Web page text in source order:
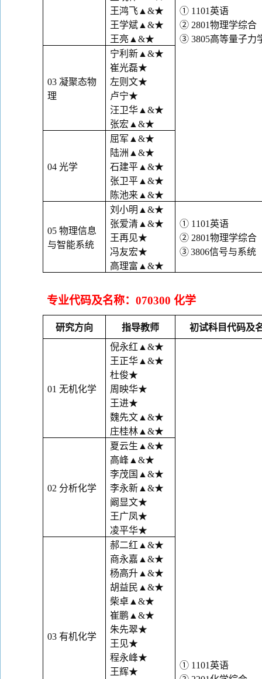
① 1101 英语
② 2801物理学综合
③ 3805高等量子力
王鸿飞 ▲&★
王学斌 ▲&★
王亮 ▲&★
03 凝聚态物
理
宁利新 ▲&★
崔光磊★
左则文★
卢宁★
汪卫华 ▲&★
张宏 ▲&★
04 光学
屈军 ▲&★
陆洲 ▲&★
石建平 ▲&★
张卫平 ▲&★
陈池来 ▲&★
05 物理信息
与智能系统
刘小明 ▲&★
张爱清 ▲&★
王再见★
冯友宏★
高理富 ▲&★
① 1101 英语
② 2801物理学综合
③3806信号与系统
专业代码及名称： 070300 化学
研究方向 指导教师 初试科目代码及
01 无机化学
倪永红 ▲&★
王正华 ▲&★
杜俊★
周映华★
王进★
魏先文 ▲&★
庄桂林 ▲&★
① 1101 英语
02 分析化学
夏云生 ▲&★
高峰 ▲&★
李茂国 ▲&★
李永新 ▲&★
阚显文★
王广凤★
凌平华★
03 有机化学
郝二红 ▲&★
商永嘉 ▲&★
杨高升 ▲&★
胡益民 ▲&★
柴卓 ▲&★
崔鹏 ▲&★
朱先翠★
王见★
程永峰★
王辉★